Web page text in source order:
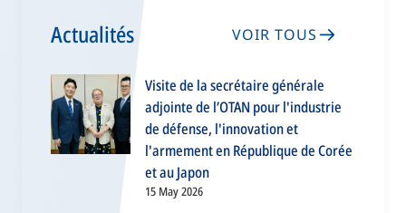
Actualités VOIR TOUS
Visite de la secrétaire générale
adjointe de l’OTAN pour l'industrie
de défense, l'innovation et
l'armement en République de Corée
et au Japon
15 May 2026